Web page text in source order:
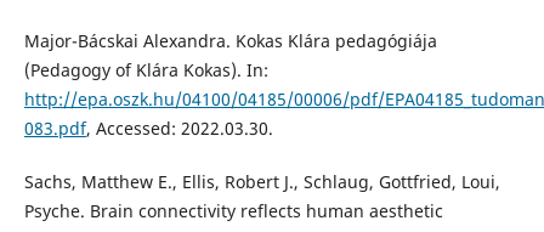
Major-Bácskai Alexandra. Kokas Klára pedagógiája
(Pedagogy of Klára Kokas). In:
http://epa.oszk.hu/04100/04185/00006/pdf/
083.pdf, Accessed: 2022.03.30.
Sachs, Matthew E., Ellis, Robert J., Schlaug, Gottfried, Loui,
Psyche. Brain connectivity reflects human aesthetic